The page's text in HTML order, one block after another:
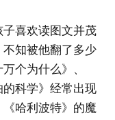
喜欢读图文并茂
知被他翻了多少
个为什么》、
的科学》经常出现
哈利波特》的魔